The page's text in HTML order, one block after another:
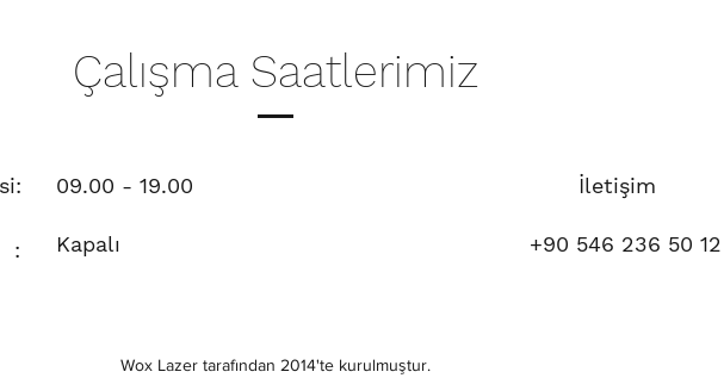
Çalışma Saatlerimiz
09.00 - 19.00
Kapalı
İletişim
+90 546 236 50 12
Wox Lazer tarafından 2014'te kurulmuştur.